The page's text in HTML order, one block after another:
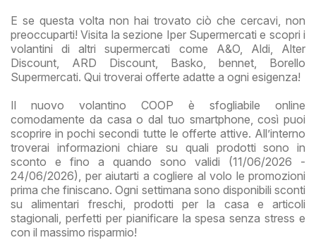
E se questa volta non hai trovato ciò che cercavi, non
preoccuparti! Visita la sezione Iper Supermercati e scopri i
volantini di altri supermercati come A&O, Aldi, Alter
Discount, ARD Discount, Basko, bennet, Borello
Supermercati. Qui troverai offerte adatte a ogni esigenza!
Il nuovo volantino COOP è sfogliabile online
comodamente da casa o dal tuo smartphone, così puoi
scoprire in pochi secondi tutte le offerte attive. All’interno
troverai informazioni chiare su quali prodotti sono in
sconto e fino a quando sono validi (11/06/2026 -
24/06/2026), per aiutarti a cogliere al volo le promozioni
prima che finiscano. Ogni settimana sono disponibili sconti
su alimentari freschi, prodotti per la casa e articoli
stagionali, perfetti per pianificare la spesa senza stress e
con il massimo risparmio!